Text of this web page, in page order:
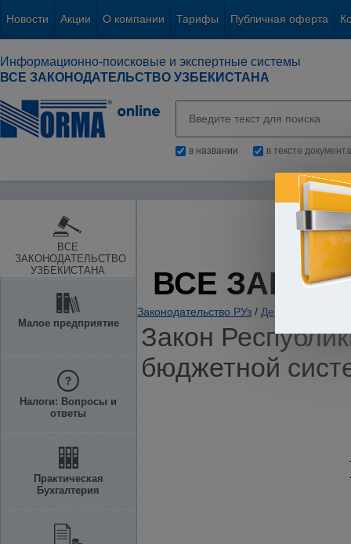
Новости Акции О компании Тарифы Публичная оферта
Информационно-поисковые и экспертные системы
ВСЕ ЗАКОНОДАТЕЛЬСТВО УЗБЕКИСТАНА
в названии в тексте документа
ВСЕ
ЗАКОНОДАТЕЛЬСТВО
УЗБЕКИСТАНА
Малое предприятие
Налоги: Вопросы и
ответы
Практическая
Бухгалтерия
ВСЕ
Законодательство РУз / Денежная и
Закон
бюджетной